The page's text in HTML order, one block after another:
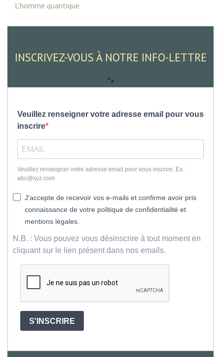
L’homme quantique
INSCRIVEZ-VOUS À NOTRE INFO-LETTRE
">
Veuillez renseigner votre adresse email pour vous
inscrire
Veuillez renseigner votre adresse email pour vous inscrire. Ex. :
abc@xyz.com
J'accepte de recevoir vos e-mails et confirme avoir pris
connaissance de votre politique de confidentialité et
mentions légales.
N.B. : Vous pouvez vous désinscrire à tout moment en
cliquant sur le lien présent dans nos emails.
S'INSCRIRE